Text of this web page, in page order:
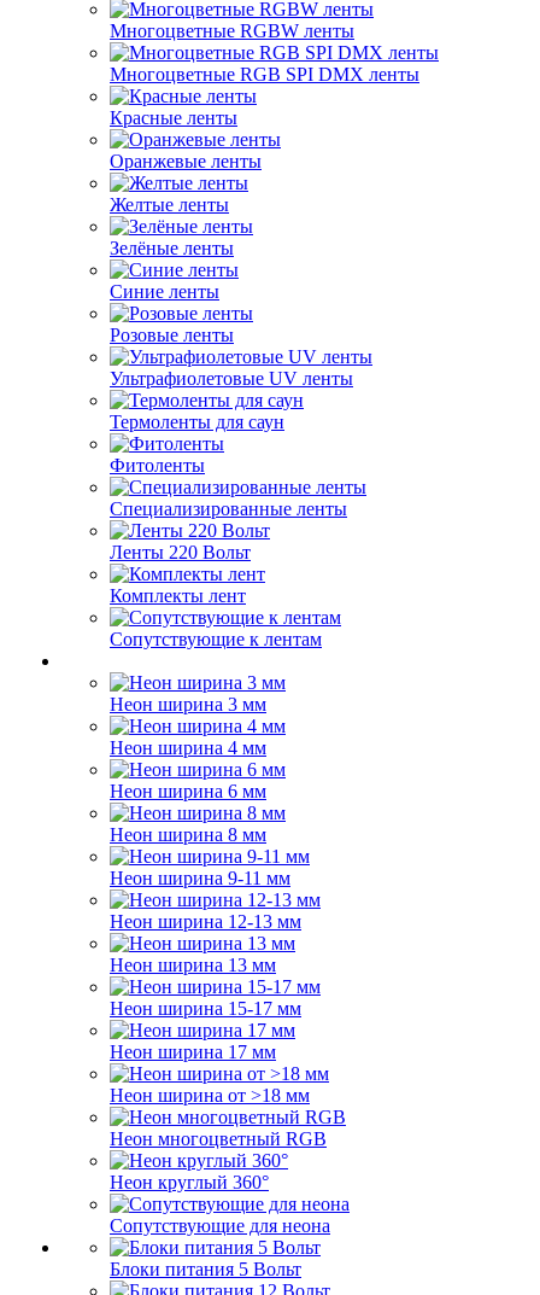
Многоцветные RGBW ленты
Многоцветные RGB SPI DMX ленты
Красные ленты
Оранжевые ленты
Желтые ленты
Зелёные ленты
Синие ленты
Розовые ленты
Ультрафиолетовые UV ленты
Термоленты для саун
Фитоленты
Специализированные ленты
Ленты 220 Вольт
Комплекты лент
Сопутствующие к лентам
Неон ширина 3 мм
Неон ширина 4 мм
Неон ширина 6 мм
Неон ширина 8 мм
Неон ширина 9-11 мм
Неон ширина 12-13 мм
Неон ширина 13 мм
Неон ширина 15-17 мм
Неон ширина 17 мм
Неон ширина от >18 мм
Неон многоцветный RGB
Неон круглый 360°
Сопутствующие для неона
Блоки питания 5 Вольт